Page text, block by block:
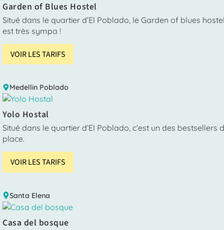
Garden of Blues Hostel
Situé dans le quartier d’El Poblado, le Garden of blues
est très sympa !
VOIR LES TARIFS
Medellin Poblado
Yolo Hostal
Situé dans le quartier d’El Poblado, c’est un des
place.
VOIR LES TARIFS
Santa Elena
Casa del bosque